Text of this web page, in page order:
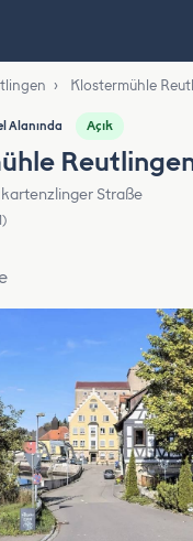
› Klostermühle
Alanında Açık
Straße